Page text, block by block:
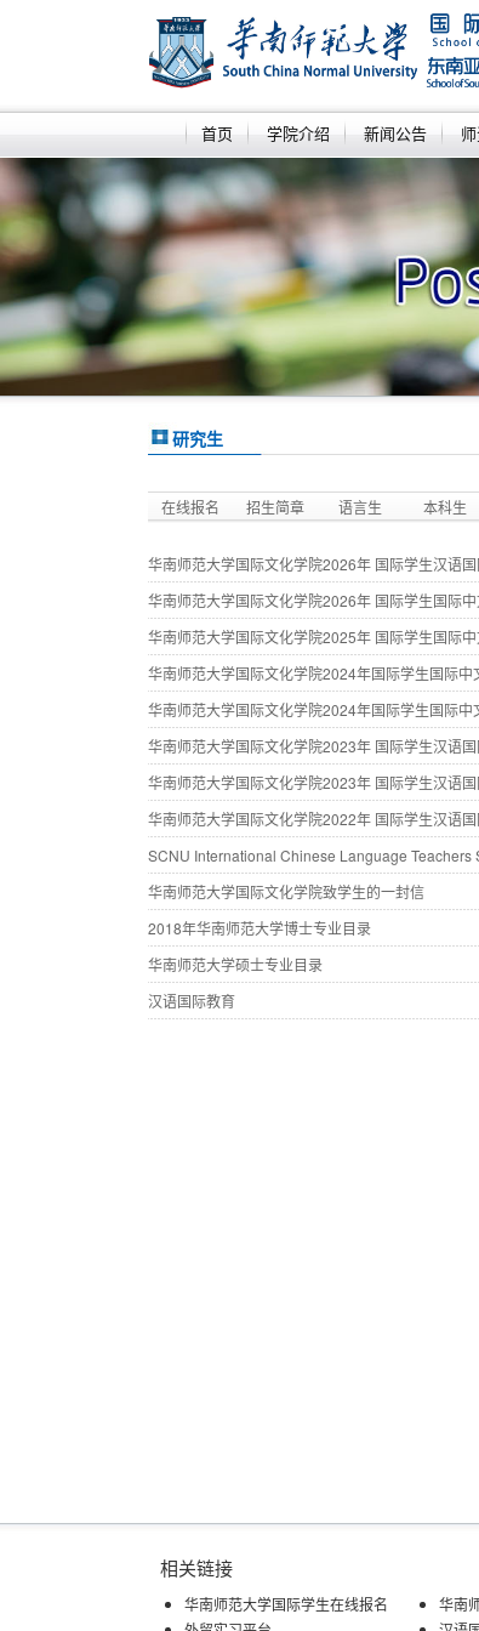
首页 学院介绍 新闻公告
研究生
在线报名 招生简章 语言生 本科生
华南师范大学国际文化学院2026年 国际学生汉语
华南师范大学国际文化学院2026年 国际学生国际
华南师范大学国际文化学院2025年 国际学生国际
华南师范大学国际文化学院2024年国际学生国际
华南师范大学国际文化学院2024年国际学生国际
华南师范大学国际文化学院2023年 国际学生汉语
华南师范大学国际文化学院2023年 国际学生汉语
华南师范大学国际文化学院2022年 国际学生汉语
SCNU International Chinese Language
华南师范大学国际文化学院致学生的一封信
2018年华南师范大学博士专业目录
华南师范大学硕士专业目录
汉语国际教育
相关链接
华南师范大学国际学生在线报名
华南